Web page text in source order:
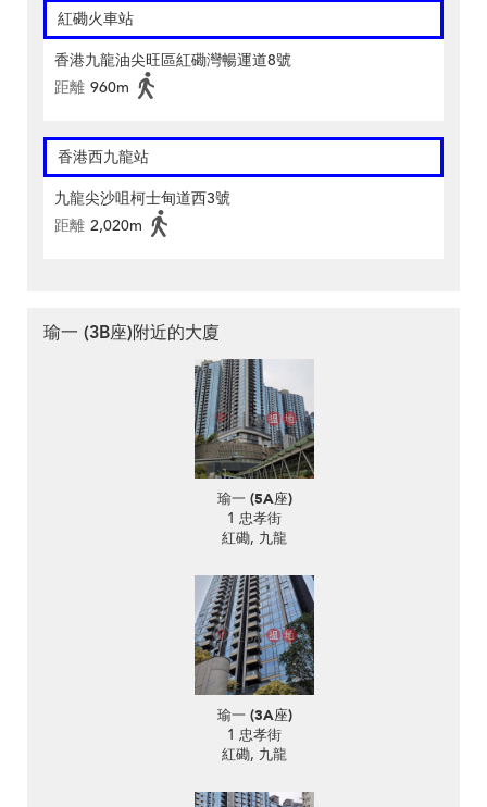
紅磡火車站
香港九龍油尖旺區紅磡灣暢運道8號
距離 960m
香港西九龍站
九龍尖沙咀柯士甸道西3號
距離 2,020m
瑜一 (3B座)附近的大廈
瑜一 (5A座)
1 忠孝街
紅磡, 九龍
瑜一 (3A座)
1 忠孝街
紅磡, 九龍